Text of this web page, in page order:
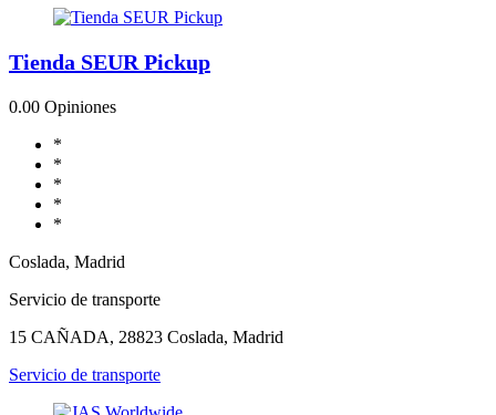
Tienda SEUR Pickup
0.00 Opiniones
*
*
*
*
*
Coslada, Madrid
Servicio de transporte
15 CAÑADA, 28823 Coslada, Madrid
Servicio de transporte